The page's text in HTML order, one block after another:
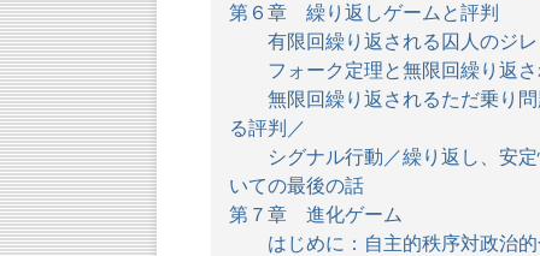
第６章 繰り返しゲームと評判
有限回繰り返される囚人のジレ
フォーク定理と無限回繰り返さ
無限回繰り返されるただ乗り問
る評判／
シグナル行動／繰り返し、安定
いての最後の話
第７章 進化ゲーム
はじめに：自主的秩序対政治的